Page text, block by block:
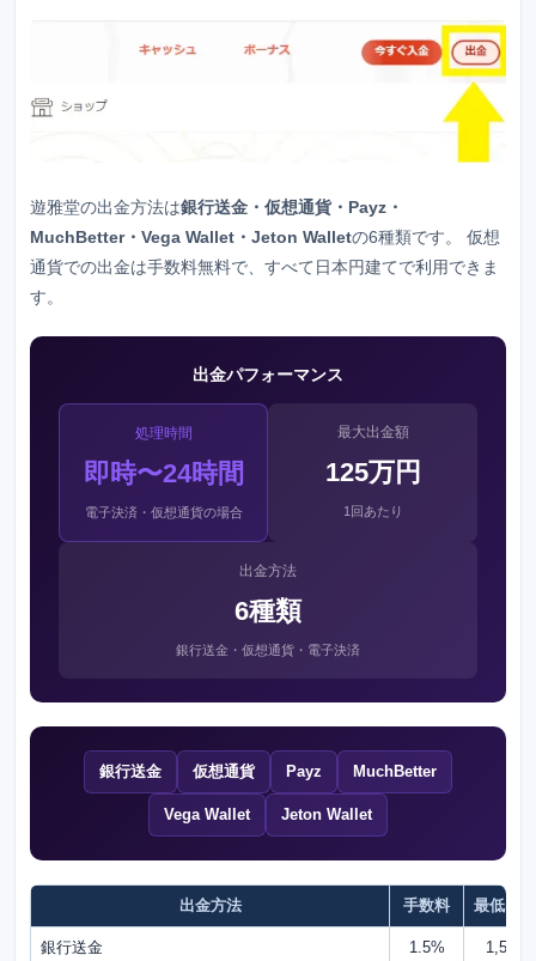
遊雅堂の出金方法は銀行送金・仮想通貨・Payz・
MuchBetter・Vega Wallet・Jeton Walletの6種類です。 仮想
通貨での出金は手数料無料で、すべて日本円建てで利用できま
す。
出金パフォーマンス
処理時間
即時〜24時間
電子決済・仮想通貨の場合
最大出金額
125万円
1回あたり
出金方法
6種類
銀行送金・仮想通貨・電子決済
銀行送金 仮想通貨 Payz MuchBetter
Vega Wallet Jeton Wallet
出金方法 手数料 最低出
銀行送金 1.5% 1,500